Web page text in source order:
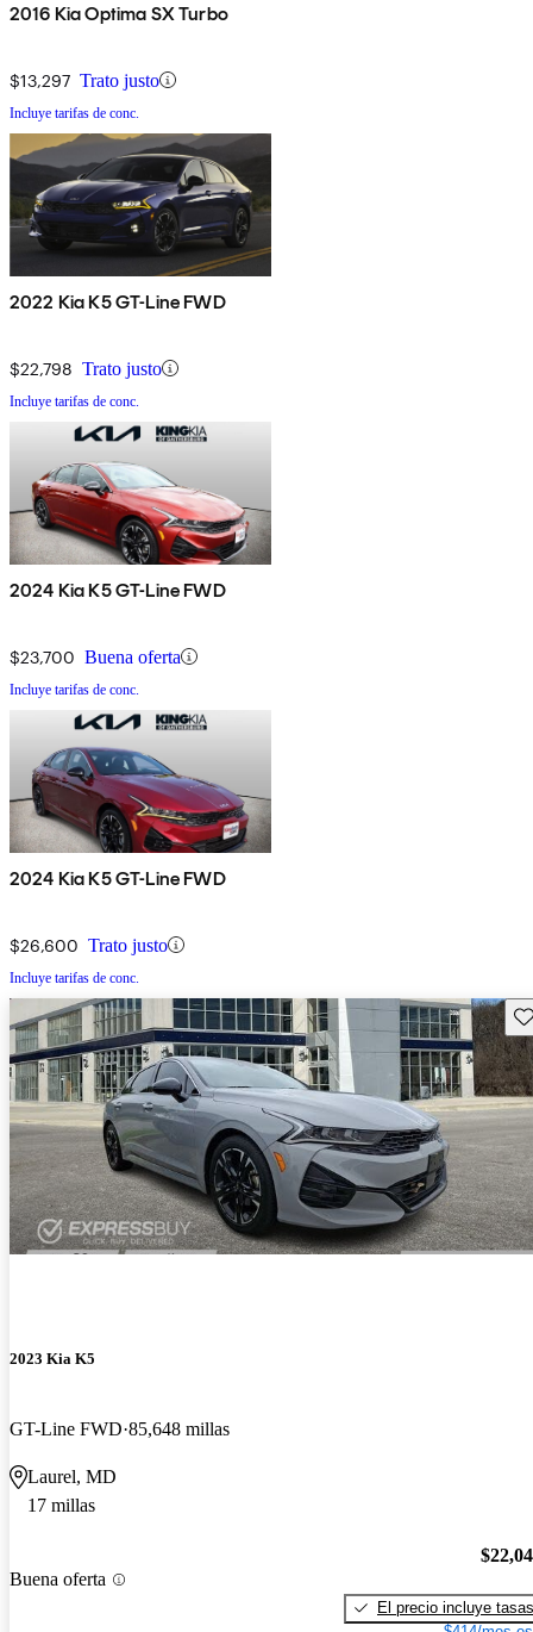
2016 Kia Optima SX Turbo
$13,297 Trato justo
Incluye tarifas de conc.
2022 Kia K5 GT-Line FWD
$22,798 Trato justo
Incluye tarifas de conc.
2024 Kia K5 GT-Line FWD
$23,700 Buena oferta
Incluye tarifas de conc.
2024 Kia K5 GT-Line FWD
$26,600 Trato justo
Incluye tarifas de conc.
2023 Kia K5
GT-Line FWD 85,648 millas
Laurel, MD
17 millas
Buena oferta
El precio incluye tasas